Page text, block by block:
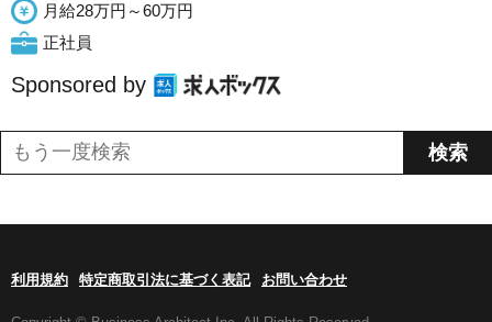
月給28万円～60万円
正社員
Sponsored by
利用規約 特定商取引法に基づく表記 お問い合わせ